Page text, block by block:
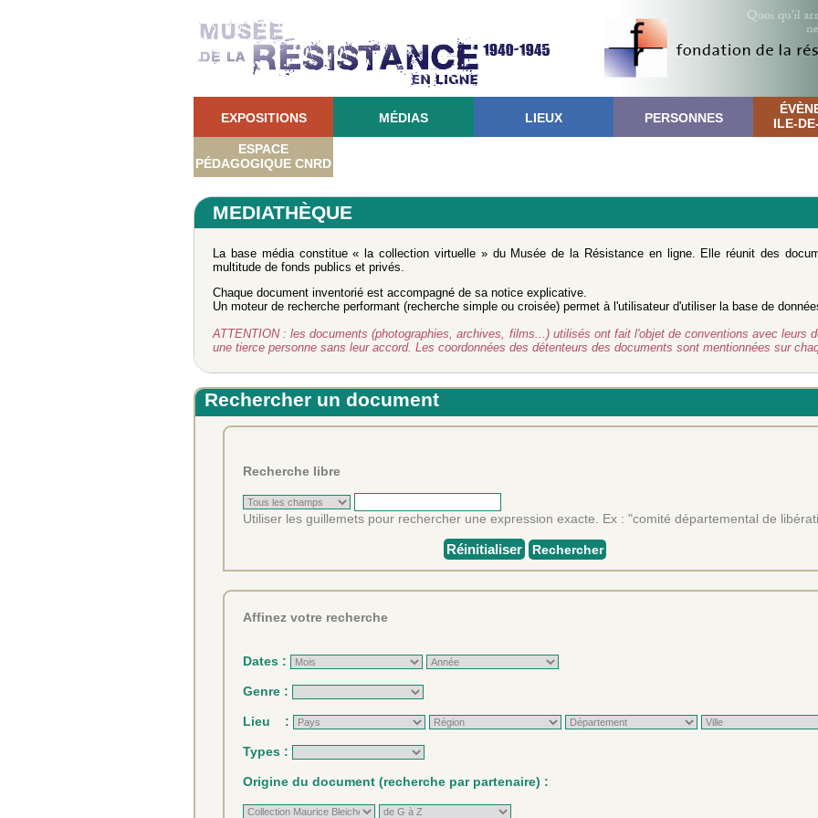
EXPOSITIONS MÉDIAS LIEUX PERSONNES
ILE-
ESPACE
PÉDAGOGIQUE CNRD
MEDIATHÈQUE
La base média constitue « la collection virtuelle » du Musée de la Résistance en ligne. Elle réunit des
multitude de fonds publics et privés.
Chaque document inventorié est accompagné de sa notice explicative.
Un moteur de recherche performant (recherche simple ou croisée) permet à l'utilisateur d'utiliser la base de
ATTENTION : les documents (photographies, archives, films...) utilisés ont fait l'objet de conventions avec leurs
une tierce personne sans leur accord. Les coordonnées des détenteurs des documents sont mentionnées sur
Rechercher un document
Recherche libre
Utiliser les guillemets pour rechercher une expression exacte. Ex : "comité départemental de
Réinitialiser Rechercher
Affinez votre recherche
Dates :
Genre :
Lieu :
Types :
Origine du document (recherche par partenaire) :